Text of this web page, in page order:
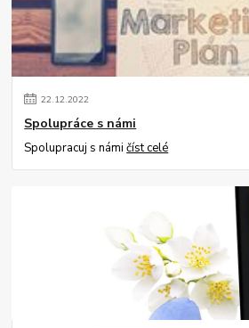
22.12.2022
Spolupráce s námi
Spolupracuj s námičíst celé